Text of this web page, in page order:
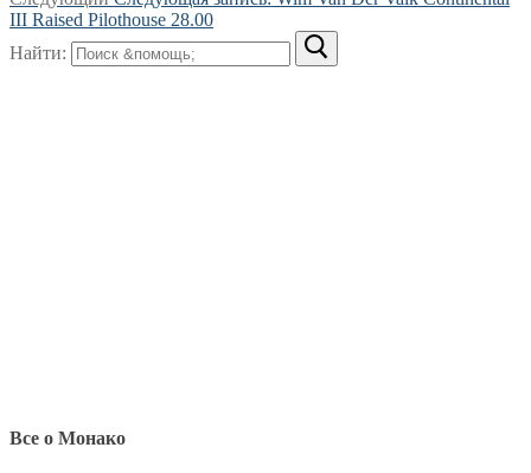
III Raised Pilothouse 28.00
Найти:
Все о Монако